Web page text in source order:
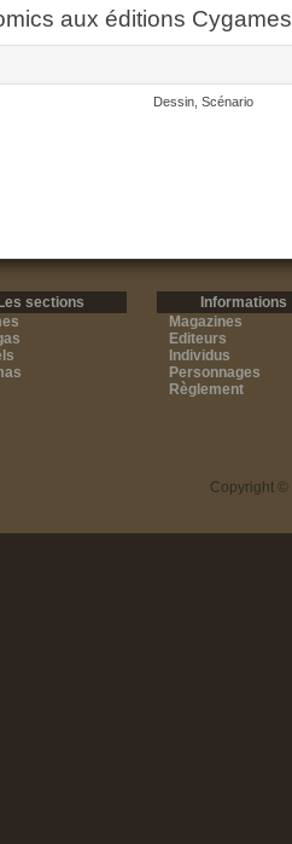
aux éditions
Dessin, Scénario
Les sections
Informations
Magazines
Editeurs
Individus
Personnages
Règlement
Copyright ©